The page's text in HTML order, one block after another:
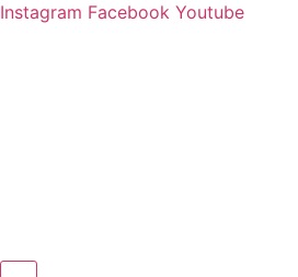
Instagram Facebook Youtube